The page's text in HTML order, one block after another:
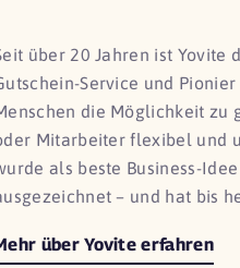
über 20 Jahren ist Yovite
Service und
die Möglichkeit zu
Mitarbeiter flexibel und
als beste Business-
– und hat bis
über Yovite erfahren